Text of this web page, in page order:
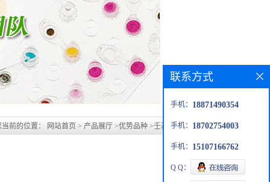
当前的位置： 网站首页 > 产品展厅 >优势品种 >壬基-β-D-吡喃葡糖苷
联系方式
手机： 18871490354
手机： 18702754003
手机： 15107166762
Q Q：